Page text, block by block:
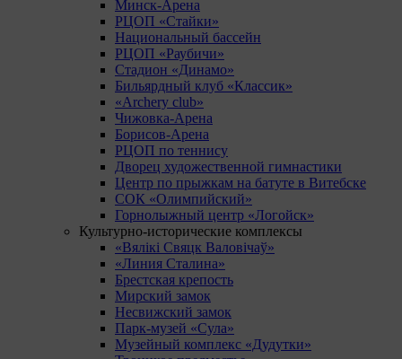
Минск-Арена
РЦОП «Стайки»
Национальный бассейн
РЦОП «Раубичи»
Стадион «Динамо»
Бильярдный клуб «Классик»
«Archery club»
Чижовка-Арена
Борисов-Арена
РЦОП по теннису
Дворец художественной гимнастики
Центр по прыжкам на батуте в Витебске
СОК «Олимпийский»
Горнолыжный центр «Логойск»
Культурно-исторические комплексы
«Вялікі Свяцк Валовічаў»
«Линия Сталина»
Брестская крепость
Мирский замок
Несвижский замок
Парк-музей «Сула»
Музейный комплекс «Дудутки»